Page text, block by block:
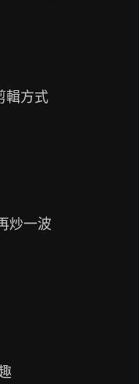
輯方式
炒一波